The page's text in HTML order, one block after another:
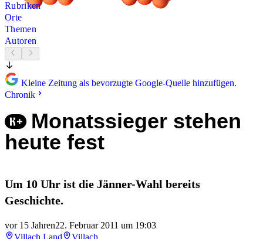
Rubriken
Orte
Themen
Autoren
Kleine Zeitung als bevorzugte Google-Quelle hinzufügen.
Chronik
Monatssieger stehen
heute fest
Um 10 Uhr ist die Jänner-Wahl bereits
Geschichte.
vor 15 Jahren22. Februar 2011 um 19:03
Villach Land
Villach